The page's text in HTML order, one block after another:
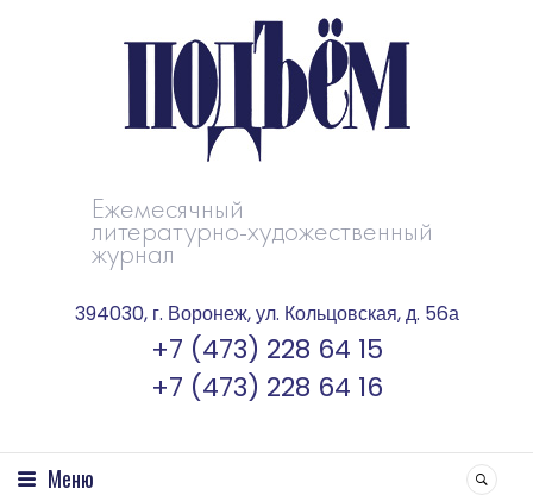
Ежемесячный
литературно-художественный
журнал
394030, г. Воронеж, ул. Кольцовская, д. 56а
+7 (473) 228 64 15
+7 (473) 228 64 16
Меню